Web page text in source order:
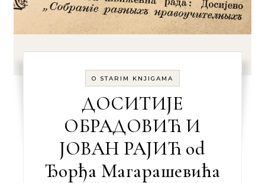
O STARIM KNJIGAMA
ДОСИТИЈЕ
ОБРАДОВИЋ И
ЈОВАН РАЈИЋ od
Ђорђa Магарашевићa